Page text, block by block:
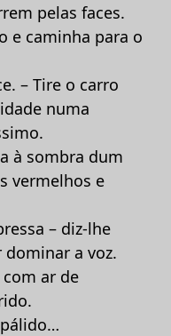
pelas faces.
e caminha para o
– Tire o carro
numa
à sombra dum
vermelhos e
– diz-lhe
dominar a voz.
ar de